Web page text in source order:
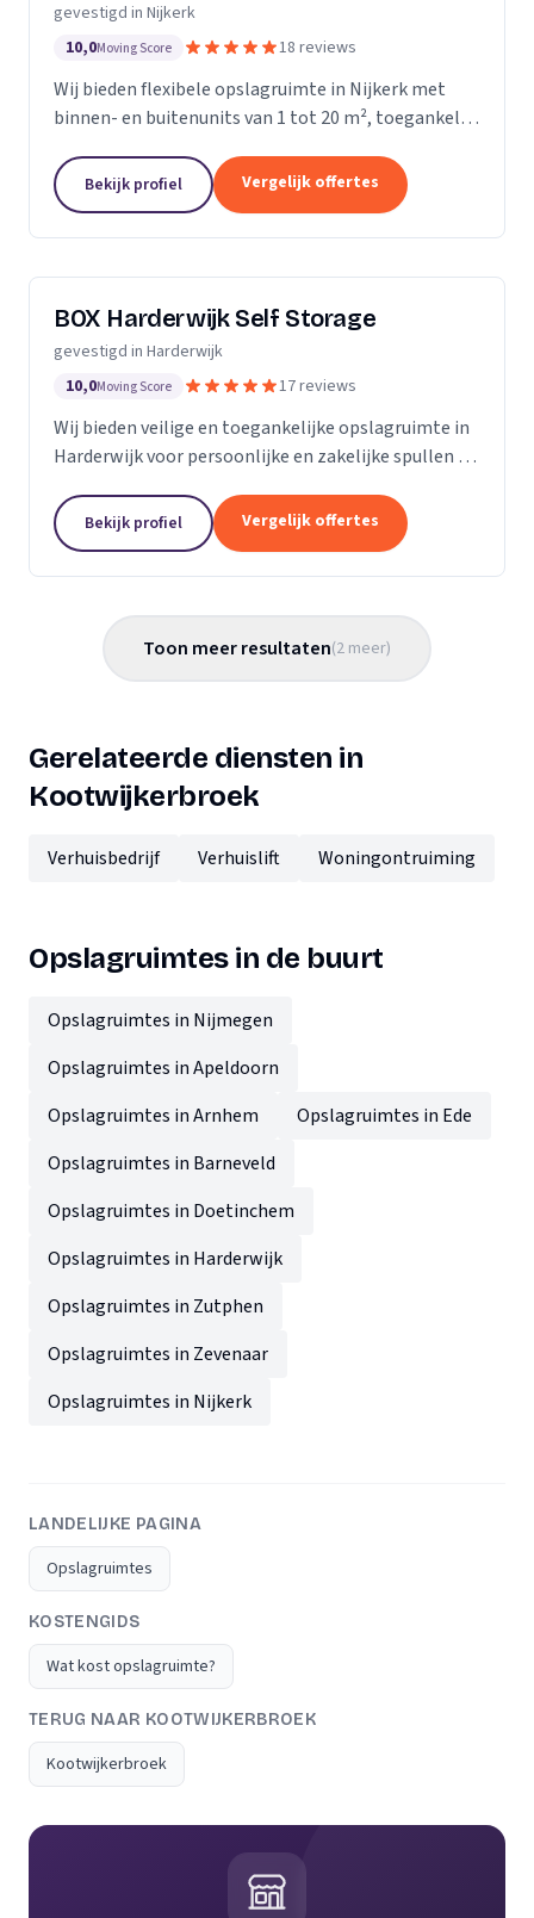
gevestigd in Nijkerk
10,0Moving Score 18 reviews
Wij bieden flexibele opslagruimte in Nijkerk met
binnen- en buitenunits van 1 tot 20 m², toegankelijk
Bekijk profiel Vergelijk offertes
BOX Harderwijk Self Storage
gevestigd in Harderwijk
10,0Moving Score 17 reviews
Wij bieden veilige en toegankelijke opslagruimte in
Harderwijk voor persoonlijke en zakelijke spullen in
Bekijk profiel Vergelijk offertes
Toon meer resultaten(2 meer)
Gerelateerde diensten in
Kootwijkerbroek
Verhuisbedrijf Verhuislift Woningontruiming
Opslagruimtes in de buurt
Opslagruimtes in Nijmegen
Opslagruimtes in Apeldoorn
Opslagruimtes in Arnhem
Opslagruimtes in Ede
Opslagruimtes in Barneveld
Opslagruimtes in Doetinchem
Opslagruimtes in Harderwijk
Opslagruimtes in Zutphen
Opslagruimtes in Zevenaar
Opslagruimtes in Nijkerk
LANDELIJKE PAGINA
Opslagruimtes
KOSTENGIDS
Wat kost opslagruimte?
TERUG NAAR KOOTWIJKERBROEK
Kootwijkerbroek